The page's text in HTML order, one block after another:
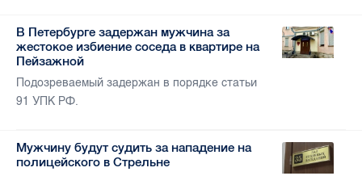
В Петербурге задержан мужчина за
жестокое избиение соседа в квартире на
Пейзажной
Подозреваемый задержан в порядке статьи
91 УПК РФ.
Мужчину будут судить за нападение на
полицейского в Стрельне